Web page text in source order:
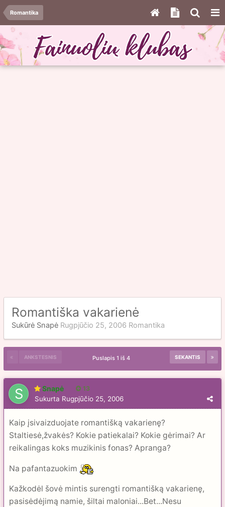
Romantika
Romantiška vakarienė
Sukūrė Snapė Rugpjūčio 25, 2006 Romantika
ANKSTESNIS SEKANTIS
Puslapis 1 iš 4
Snapė 13
Sukurta Rugpjūčio 25, 2006
Kaip įsivaizduojate romantišką vakarienę?
Staltiesė,žvakės? Kokie patiekalai? Kokie gėrimai? Ar
reikalingas koks muzikinis fonas? Apranga?
Na pafantazuokim
Kažkodėl šovė mintis surengti romantišką vakarienę,
pasisėdėjimą namie, šiltai maloniai...Bet...Nesu